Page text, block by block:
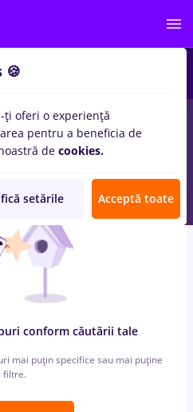
inRemote (de acasa)
inConstructii / Instalatii, IT /
conform căutării tale
mai puțin specifice sau mai puține
filtre.
🍪
ți oferi o experiență
pentru a beneficia de
de cookies.
setările Acceptă toate